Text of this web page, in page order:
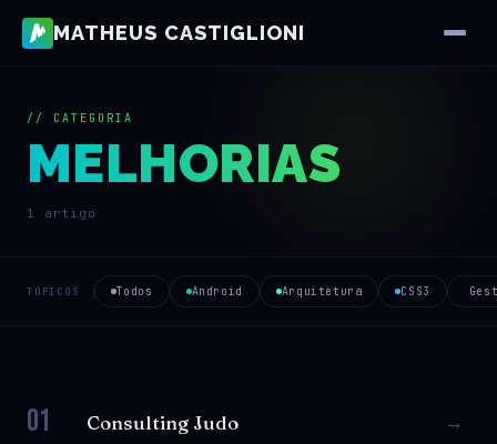
MATHEUS CASTIGLIONI
// CATEGORIA
MELHORIAS
1 artigo
TÓPICOS Todos Android Arquitetura CSS3
01 Consulting Judo →